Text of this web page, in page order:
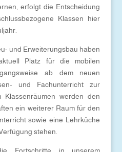
erfolgt die Entscheidung
Klassen hier
und Erweiterungsbau haben
Platz für die mobilen
ab dem neuen
und Fachunterricht zur
Klassenräumen werden den
ein weiterer Raum für den
sowie eine Lehrküche
stehen.